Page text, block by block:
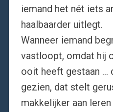
iemand het nét iets
haalbaarder uitlegt.
Wanneer iemand
vastloopt, omdat hij
ooit heeft gestaan …
gezien, dat stelt
makkelijker aan